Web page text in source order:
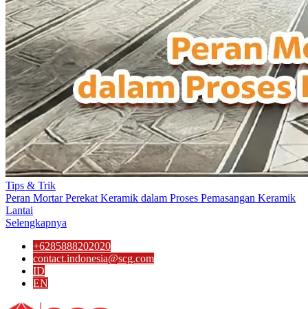
Tips & Trik
Peran Mortar Perekat Keramik dalam Proses Pemasangan Keramik
Lantai
Selengkapnya
+6285888202020
contact.indonesia@scg.com
ID
EN